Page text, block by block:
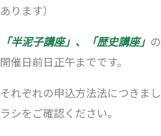
あります）
「半泥子講座」、「歴史講座」
開催日前日正午までです。
それぞれの申込方法法につきま
ラシをご確認ください。
座
ご
案
内。